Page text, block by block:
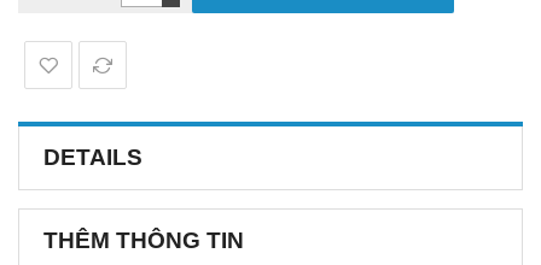
DETAILS
THÊM THÔNG TIN